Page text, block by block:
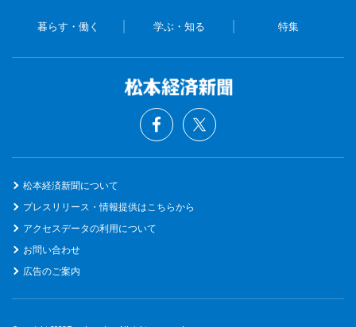
暮らす・働く 学ぶ・知る 特集
松本経済新聞について
プレスリリース・情報提供はこちらから
アクセスデータの利用について
お問い合わせ
広告のご案内